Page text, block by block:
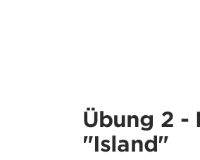
Übung 2 -
"Island"